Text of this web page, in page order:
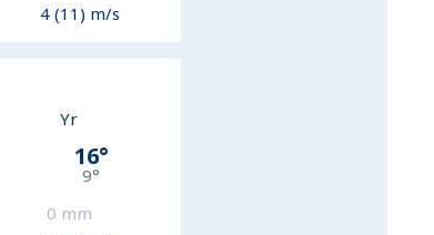
4 (11) m/s
Yr
16°
9°
0 mm